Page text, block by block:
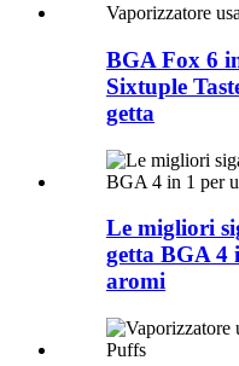
BGA Fox 6
Sixtuple
getta
Le migliori
getta BGA 4
aromi